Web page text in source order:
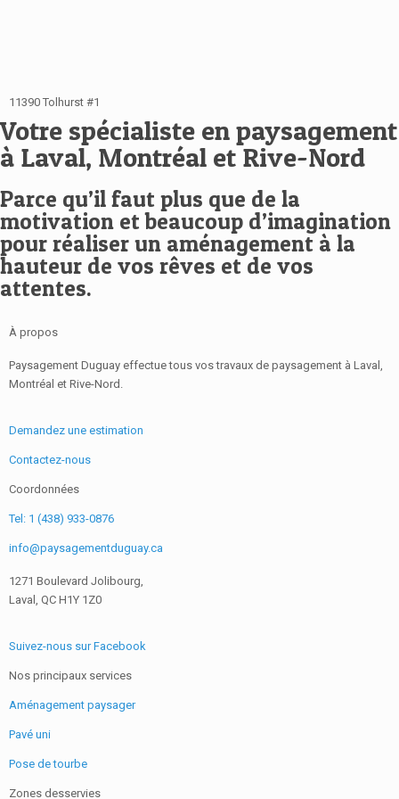
11390 Tolhurst #1
Votre spécialiste en paysagement
à Laval, Montréal et Rive-Nord
Parce qu’il faut plus que de la
motivation et beaucoup d’imagination
pour réaliser un aménagement à la
hauteur de vos rêves et de vos
attentes.
À propos
Paysagement Duguay effectue tous vos travaux de paysagement à Laval,
Montréal et Rive-Nord.
Demandez une estimation
Contactez-nous
Coordonnées
Tel: 1 (438) 933-0876
info@paysagementduguay.ca
1271 Boulevard Jolibourg,
Laval, QC H1Y 1Z0
Suivez-nous sur Facebook
Nos principaux services
Aménagement paysager
Pavé uni
Pose de tourbe
Zones desservies